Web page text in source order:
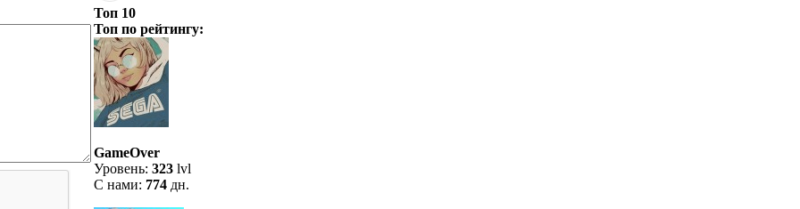
Топ 10
Топ по рейтингу:
GameOver
Уровень: 323 lvl
С нами: 774 дн.